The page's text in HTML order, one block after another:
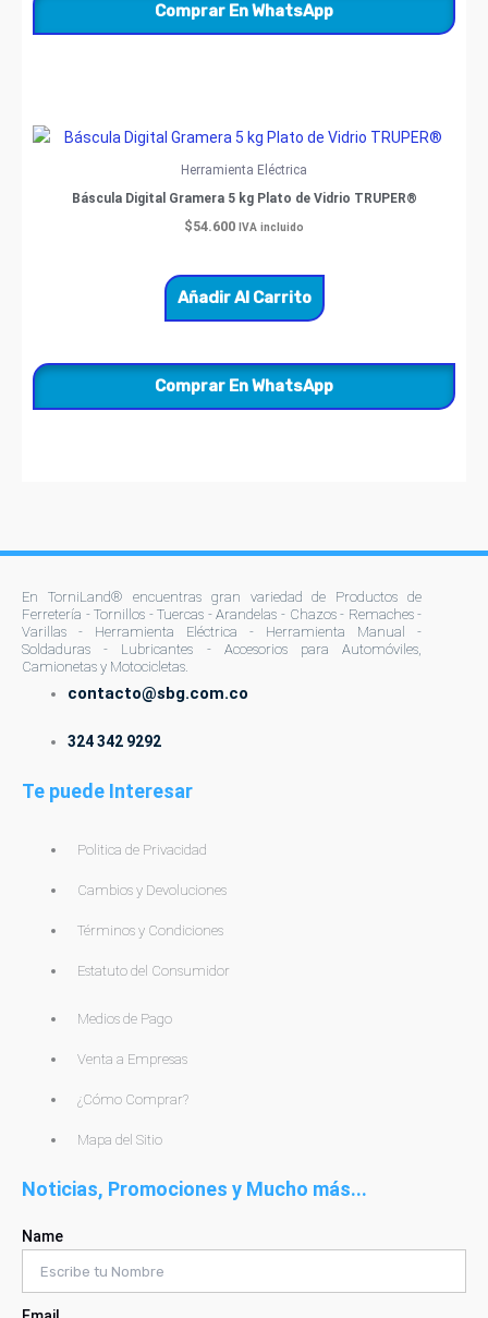
Comprar En WhatsApp
Herramienta Eléctrica
Báscula Digital Gramera 5 kg Plato de Vidrio TRUPER®
$54.600 IVA incluido
Añadir Al Carrito
Comprar En WhatsApp
En TorniLand® encuentras gran variedad de Productos de
Ferretería - Tornillos - Tuercas - Arandelas - Chazos - Remaches -
Varillas - Herramienta Eléctrica - Herramienta Manual -
Soldaduras - Lubricantes - Accesorios para Automóviles,
Camionetas y Motocicletas.
contacto@sbg.com.co
324 342 9292
Te puede Interesar
Politica de Privacidad
Cambios y Devoluciones
Términos y Condiciones
Estatuto del Consumidor
Medios de Pago
Venta a Empresas
¿Cómo Comprar?
Mapa del Sitio
Noticias, Promociones y Mucho más...
Name